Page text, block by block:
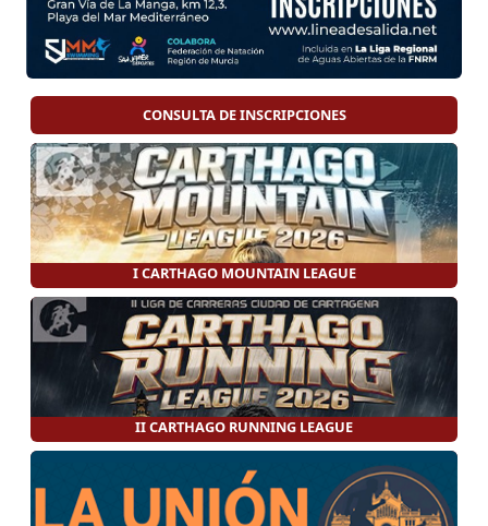
CONSULTA DE INSCRIPCIONES
I CARTHAGO MOUNTAIN LEAGUE
II CARTHAGO RUNNING LEAGUE